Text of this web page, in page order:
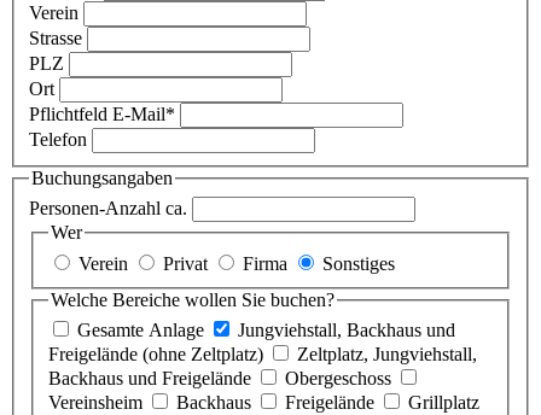
Verein
Strasse
PLZ
Ort
Pflichtfeld E-Mail*
Telefon
Buchungsangaben
Personen-Anzahl ca.
Wer
Verein
Privat Firma
Sonstiges
Welche Bereiche wollen Sie buchen?
Gesamte Anlage
Jungviehstall, Backhaus und
Freigelände (ohne Zeltplatz)
Zeltplatz, Jungviehstall,
Backhaus und Freigelände
Obergeschoss
Vereinsheim
Backhaus Freigelände
Grillplatz